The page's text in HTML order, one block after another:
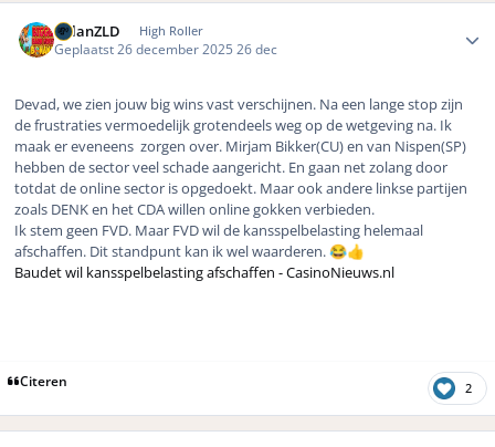
MilanZLD High Roller
Geplaatst26 december 202526 dec
Devad, we zien jouw big wins vast verschijnen. Na een lange stop zijn
de frustraties vermoedelijk grotendeels weg op de wetgeving na. Ik
maak er eveneens zorgen over. Mirjam Bikker(CU) en van Nispen(SP)
hebben de sector veel schade aangericht. En gaan net zolang door
totdat de online sector is opgedoekt. Maar ook andere linkse partijen
zoals DENK en het CDA willen online gokken verbieden.
Ik stem geen FVD. Maar FVD wil de kansspelbelasting helemaal
afschaffen. Dit standpunt kan ik wel waarderen. 😂👍
Baudet wil kansspelbelasting afschaffen - CasinoNieuws.nl
Citeren 2